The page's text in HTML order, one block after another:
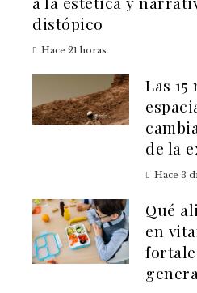
distópico
Hace 21 horas
Las
de la
Hace 3
Qué
en